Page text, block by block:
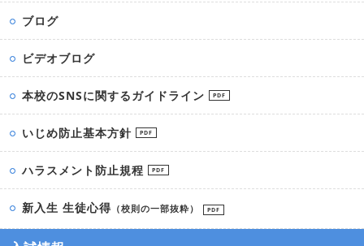
ブログ
ビデオブログ
本校のSNSに関するガイドライン PDF
いじめ防止基本方針 PDF
ハラスメント防止規程 PDF
新入生 生徒心得 （校則の一部抜粋） PDF